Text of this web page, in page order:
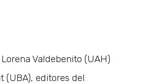
Valdebenito (UAH)
(UBA), editores del